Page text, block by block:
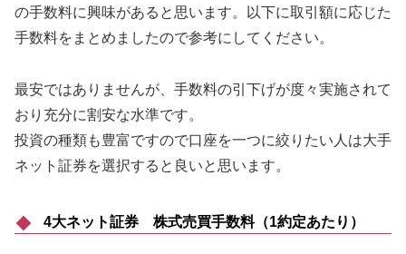
の手数料に興味があると思います。以下に取引額に応じた
手数料をまとめましたので参考にしてください。
最安ではありませんが、手数料の引下げが度々実施されて
おり充分に割安な水準です。
投資の種類も豊富ですので口座を一つに絞りたい人は大手
ネット証券を選択すると良いと思います。
4大ネット証券 株式売買手数料（1約定あたり）